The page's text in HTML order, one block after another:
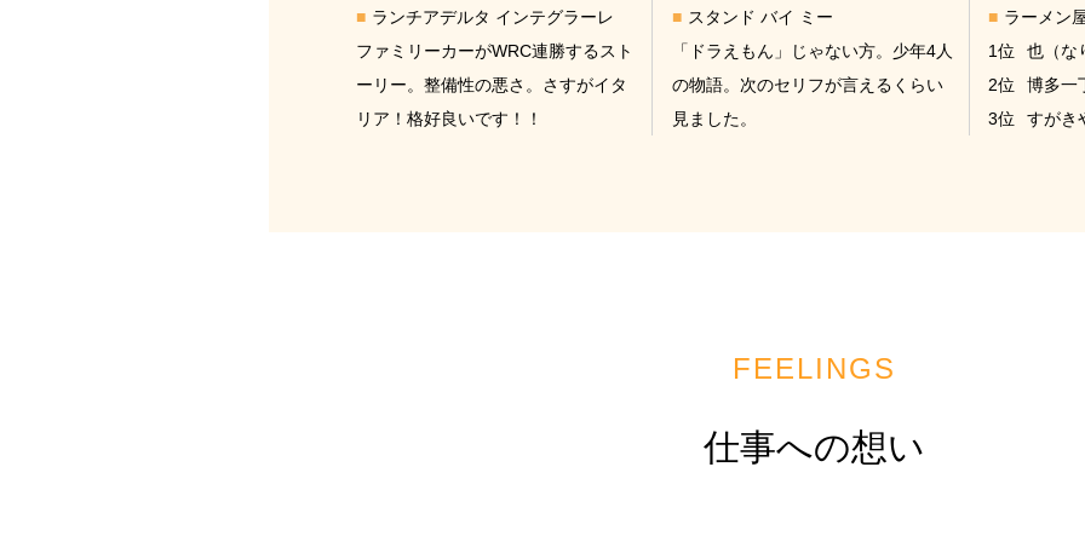
ランチアデルタ インテグラーレ
ファミリーカーがWRC連勝するスト
ーリー。整備性の悪さ。さすがイタ
リア！格好良いです！！
スタンド バイ ミー
「ドラえもん」じゃない方。少年4人
の物語。次のセリフが言えるくらい
見ました。
ラーメン
1位
也（な
2位
博多一
3位
すがき
FEELINGS
仕事への想い